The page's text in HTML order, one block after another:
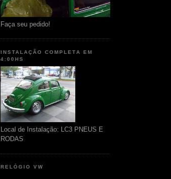
Faça seu pedido!
INSTALAÇÃO COMPLETA EM
4:00HS
Local de Instalação: LC3 PNEUS E
RODAS
RELÓGIO VW